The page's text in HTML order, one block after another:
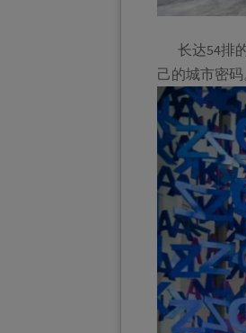
长达54排的
己的城市密